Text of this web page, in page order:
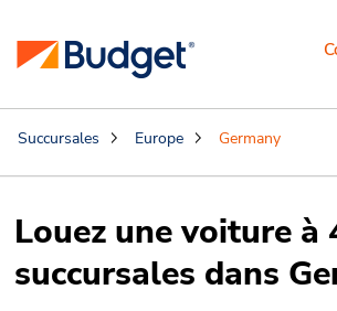
Succursales Europe Germany
Louez une voiture à
succursales dans